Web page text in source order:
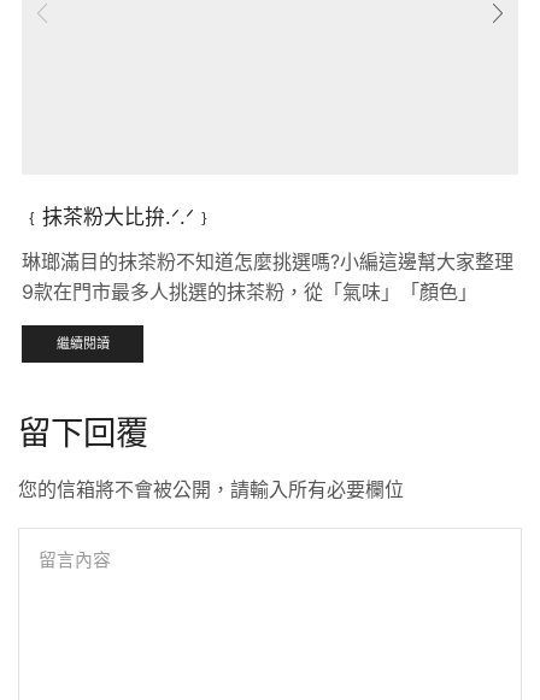
﹛抹茶粉大比拚.ᐟ.ᐟ﹜
琳瑯滿目的抹茶粉不知道怎麼挑選嗎?小編這邊幫大家整理
9款在門市最多人挑選的抹茶粉，從「氣味」「顏色」
繼續閱讀
留下回覆
您的信箱將不會被公開，請輸入所有必要欄位